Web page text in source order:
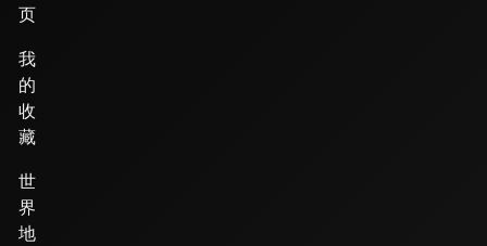
页
我
的
收
藏
世
界
地